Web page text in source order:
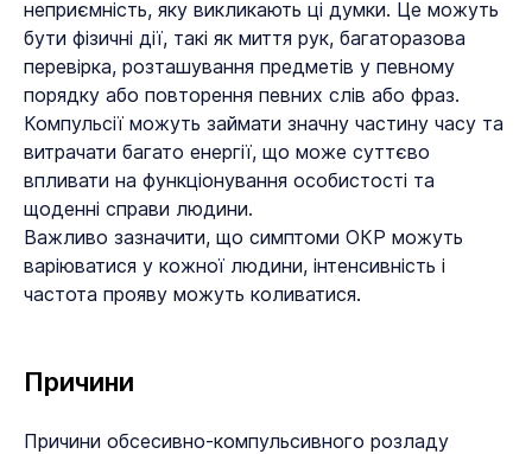
неприємність, яку викликають ці думки. Це можуть
бути фізичні дії, такі як миття рук, багаторазова
перевірка, розташування предметів у певному
порядку або повторення певних слів або фраз.
Компульсії можуть займати значну частину часу та
витрачати багато енергії, що може суттєво
впливати на функціонування особистості та
щоденні справи людини.
Важливо зазначити, що симптоми ОКР можуть
варіюватися у кожної людини, інтенсивність і
частота прояву можуть коливатися.
Причини
Причини обсесивно-компульсивного розладу